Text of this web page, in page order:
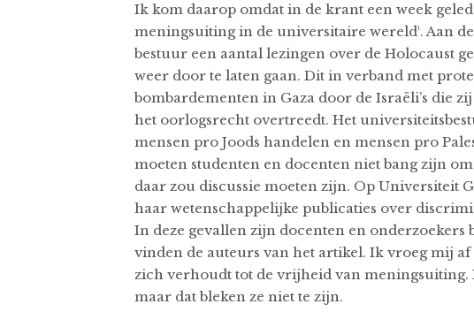
Ik kom daarop omdat in de krant een week
meningsuiting in de universitaire wereld¹. Aan
bestuur een aantal lezingen over de Holocaust
weer door te laten gaan. Dit in verband met
bombardementen in Gaza door de Israëli’s die
het oorlogsrecht overtreedt. Het
mensen pro Joods handelen en mensen pro
moeten studenten en docenten niet bang zijn
daar zou discussie moeten zijn. Op Universiteit
haar wetenschappelijke publicaties over
In deze gevallen zijn docenten en
vinden de auteurs van het artikel. Ik vroeg mij
zich verhoudt tot de vrijheid van meningsuiting.
maar dat bleken ze niet te zijn.